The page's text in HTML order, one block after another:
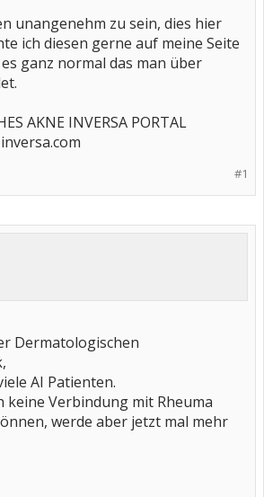
unangenehm zu sein, dies hier
ich diesen gerne auf meine Seite
ganz normal das man über
AKNE INVERSA PORTAL
#1
Dermatologischen
AI Patienten.
keine Verbindung mit Rheuma
werde aber jetzt mal mehr